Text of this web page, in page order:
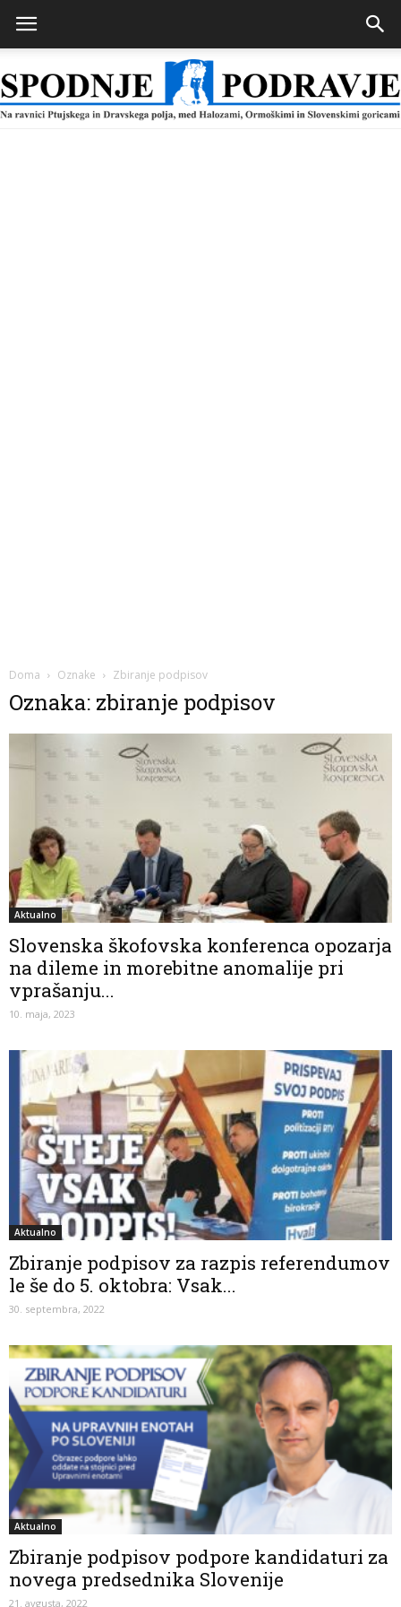
Doma Oznake Zbiranje podpisov
Oznaka: zbiranje podpisov
Aktualno
Slovenska škofovska konferenca opozarja
na dileme in morebitne anomalije pri
vprašanju...
10. maja, 2023
Aktualno
Zbiranje podpisov za razpis referendumov
le še do 5. oktobra: Vsak...
30. septembra, 2022
Aktualno
Zbiranje podpisov podpore kandidaturi za
novega predsednika Slovenije
21. avgusta, 2022